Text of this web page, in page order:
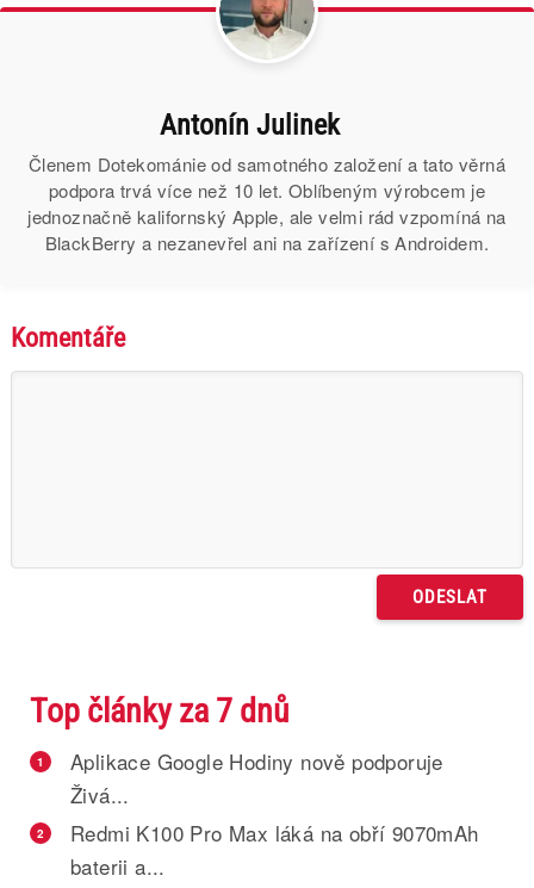
Antonín Julinek
Členem Dotekománie od samotného založení a tato věrná
podpora trvá více než 10 let. Oblíbeným výrobcem je
jednoznačně kalifornský Apple, ale velmi rád vzpomíná na
BlackBerry a nezanevřel ani na zařízení s Androidem.
Komentáře
Top články za 7 dnů
1
Aplikace Google Hodiny nově podporuje
Živá...
2
Redmi K100 Pro Max láká na obří 9070mAh
baterii a...